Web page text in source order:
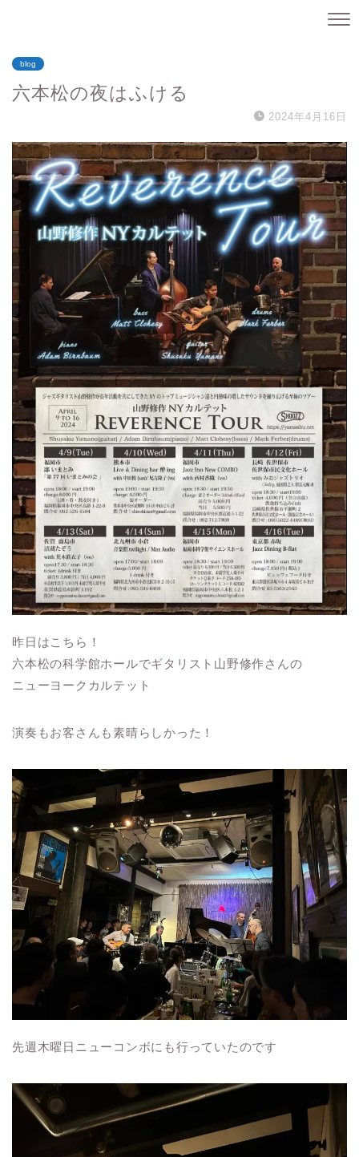
blog
六本松の夜はふける
2024年4月16日
昨日はこちら！
六本松の科学館ホールでギタリスト山野修作さんの
ニューヨークカルテット
演奏もお客さんも素晴らしかった！
先週木曜日ニューコンボにも行っていたのです